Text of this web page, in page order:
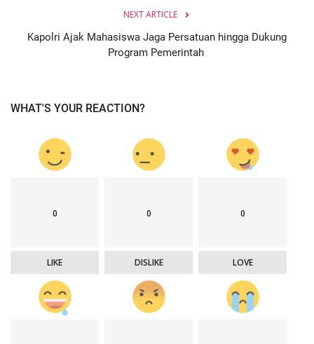
NEXT ARTICLE
Kapolri Ajak Mahasiswa Jaga Persatuan hingga Dukung
Program Pemerintah
WHAT'S YOUR REACTION?
0
LIKE
0
DISLIKE
0
LOVE